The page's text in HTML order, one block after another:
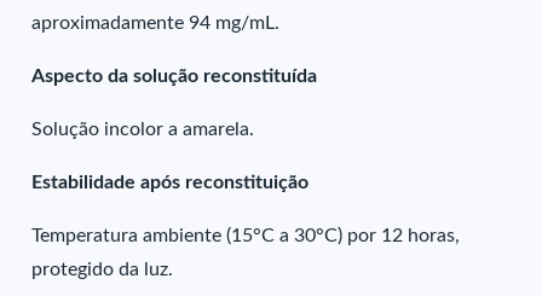
aproximadamente 94 mg/mL.
Aspecto da solução reconstituída
Solução incolor a amarela.
Estabilidade após reconstituição
Temperatura ambiente (15°C a 30°C) por 12 horas,
protegido da luz.